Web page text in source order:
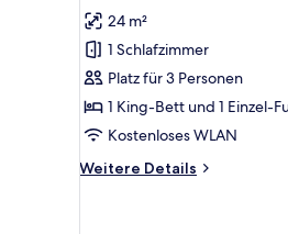
anzeigen
24 m²
1 Schlafzimmer
Platz für 3 Personen
1 King-Bett und 1 Einzel-
Kostenloses WLAN
Weitere Details
Weitere